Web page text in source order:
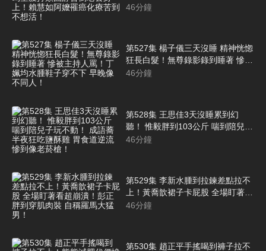
昏倒老公身上！賴慧如阿嬤罹癌化
46分鐘
第527集 楊子儀三天沒睡 精神恍惚
狂長白髮！無尊錄影錄到睡著 慘被
主持人罵！丁姵均水腫鞋子穿不下
46分鐘
第528集 王思佳3天沒睡累到幻
聽！ 惟毅胖到103公斤 喘到陪兒子
玩不動！ 成語蕎半夜狂吃鹽酥雞
46分鐘
第529集 李新水腫到拉鍊差點拉不
上！黃喬歆裙子卡屁股 全場盯著看
超崩潰！彭正胖到穿肌肉裝 自稱羅
46分鐘
第530集 趙正平手搖喝到褲子拉不